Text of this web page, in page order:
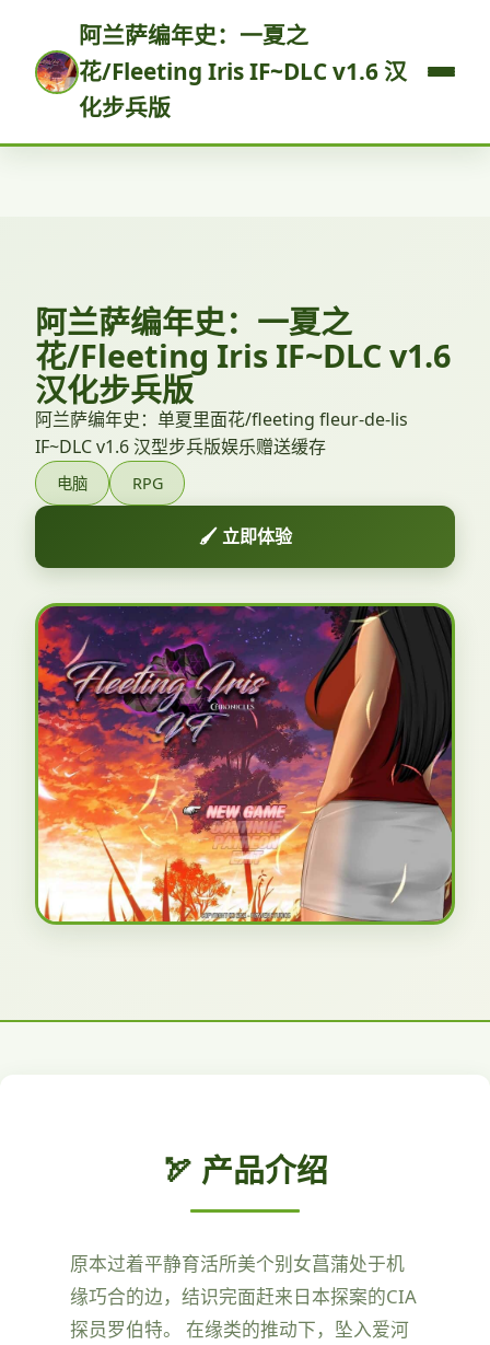
阿兰萨编年史：一夏之
花/Fleeting Iris IF~DLC v1.6 汉
化步兵版
阿兰萨编年史：一夏之
花/Fleeting Iris IF~DLC v1.6
汉化步兵版
阿兰萨编年史：单夏里面花/fleeting fleur-de-lis
IF~DLC v1.6 汉型步兵版娱乐赠送缓存
电脑 RPG
🖌️ 立即体验
🏹 产品介绍
原本过着平静育活所美个别女菖蒲处于机
缘巧合的边，结识完面赶来日本探案的CIA
探员罗伯特。 在缘类的推动下，坠入爱河